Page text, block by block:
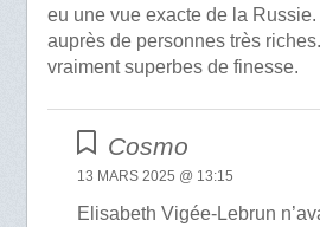
eu une vue exacte de la
auprès de personnes très
vraiment superbes de finesse.
Cosmo
13 MARS 2025 @ 13:15
Elisabeth Vigée-Lebrun